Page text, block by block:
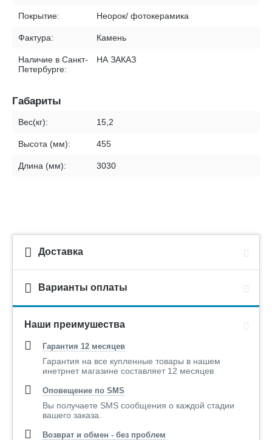
Покрытие: Неорок/ фотокерамика
Фактура: Камень
Наличие в Санкт-
Петербурге:
НА ЗАКАЗ
Габариты
Вес(кг): 15,2
Высота (мм): 455
Длина (мм): 3030
Доставка
Варианты оплаты
Наши преимушества
Гарантия 12 месяцев
Гарантия на все купленные товары в нашем
инетрнет магазине составляет 12 месяцев
Оповещение по SMS
Вы получаете SMS сообщения о каждой стадии
вашего заказа.
Возврат и обмен - без проблем